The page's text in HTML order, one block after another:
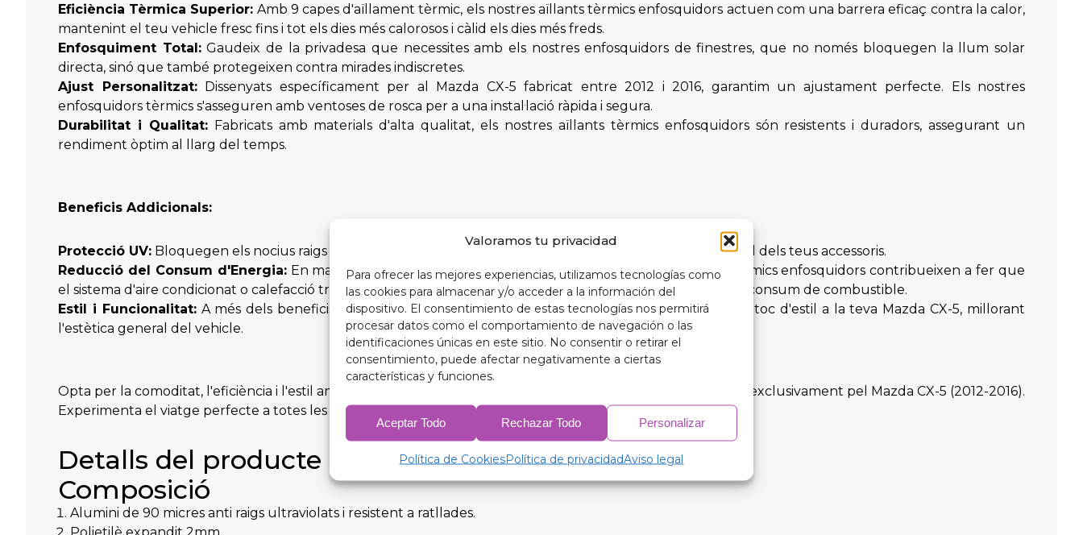
Valoramos tu privacidad
Para ofrecer las mejores experiencias, utilizamos tecnologías como
las cookies para almacenar y/o acceder a la información del
dispositivo. El consentimiento de estas tecnologías nos permitirá
procesar datos como el comportamiento de navegación o las
identificaciones únicas en este sitio. No consentir o retirar el
consentimiento, puede afectar negativamente a ciertas
características y funciones.
Aceptar Todo Rechazar Todo Personalizar
Política de CookiesPolítica de privacidadAviso legal
Eficiència Tèrmica Superior: Amb 9 capes d'aïllament tèrmic, els nostres aïllants tèrmics enfosquidors actuen com una barrera eficaç contra la calor,
mantenint el teu vehicle fresc fins i tot els dies més calorosos i càlid els dies més freds.
Enfosquiment Total:Gaudeix de la privadesa que necessites amb els nostres enfosquidors de finestres, que no només bloquegen la llum solar
directa, sinó que també protegeixen contra mirades indiscretes.
Ajust Personalitzat:Dissenyats específicament per al Mazda CX-5 fabricat entre 2012 i 2016, garantim un ajustament perfecte. Els nostres
enfosquidors tèrmics s'asseguren amb ventoses de rosca per a una instal·lació ràpida i segura.
Durabilitat i Qualitat:Fabricats amb materials d'alta qualitat, els nostres aïllants tèrmics enfosquidors són resistents i duradors, assegurant un
rendiment òptim al llarg del temps.
Beneficis Addicionals:
Protecció UV: Bloquegen els nocius raigs UV per protegir l'interior del teu automòbil i perllongar la vida útil dels teus accessoris.
Reducció del Consum d'Energia:En mantenir una temperatura interior més òptima, els teus aïllants tèrmics enfosquidors contribueixen a fer que
el sistema d'aire condicionat o calefacció treballi de manera més eficient, cosa que es tradueix en un menor consum de combustible.
Estil i Funcionalitat:A més dels beneficis pràctics, els nostres aïllants tèrmics enfosquidors afegeixen un toc d'estil a la teva Mazda CX-5, millorant
l'estètica general del vehicle.
Opta per la comoditat, l'eficiència i l'estil amb els nostres aïllants tèrmics enfosquidors de 9 capes dissenyats exclusivament pel Mazda CX-5 (2012-2016).
Experimenta el viatge perfecte a totes les estacions.
Detalls del producte
Composició
Alumini de 90 micres anti raigs ultraviolats i resistent a ratllades.
Polietilè expandit 2mm.